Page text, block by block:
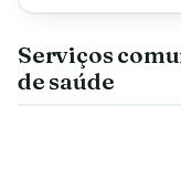
Serviços
de saúde